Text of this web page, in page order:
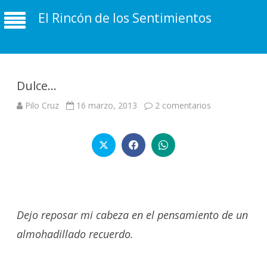
El Rincón de los Sentimientos
Dulce…
Pilo Cruz 16 marzo, 2013 2 comentarios
Dejo reposar mi cabeza en el pensamiento de un
almohadillado recuerdo.